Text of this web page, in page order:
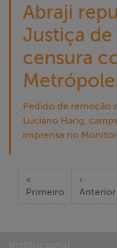
Abraji
Justiça de
censura
Pedido de remoção
Luciano Hang,
imprensa no
«
Primeiro
‹
Anterior